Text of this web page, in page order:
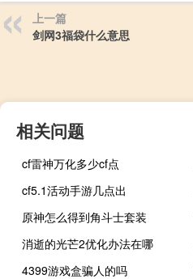
上一篇
剑网3福袋什么意思
相关问题
cf雷神万化多少cf点
cf5.1活动手游几点出
原神怎么得到角斗士套装
消逝的光芒2优化办法在哪
4399游戏盒骗人的吗